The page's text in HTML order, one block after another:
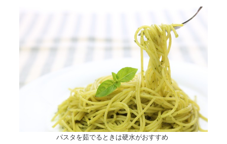
パスタを茹でるときは硬水がおすすめ